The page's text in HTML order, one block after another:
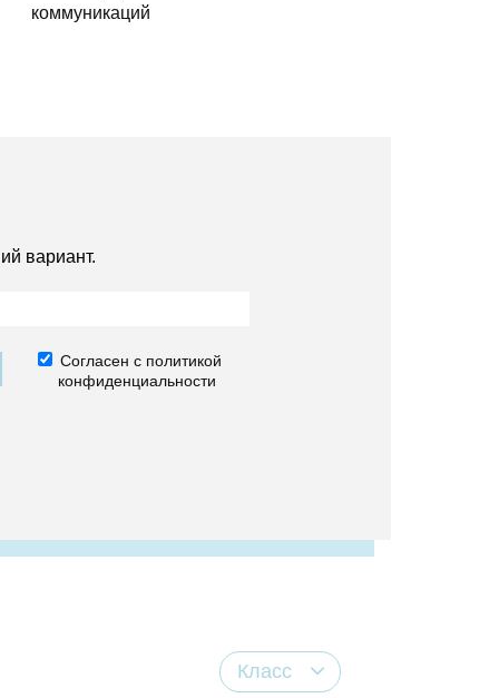
коммуникаций
вариант.
Согласен с политикой
конфиденциальности
Класс